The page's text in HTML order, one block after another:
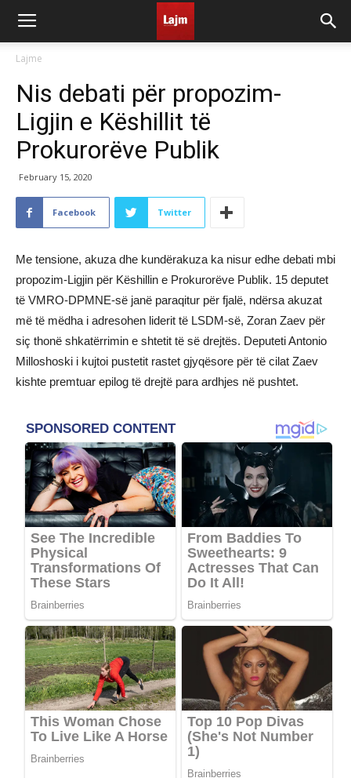
Lajme
Nis debati për propozim-
Ligjin e Këshillit të
Prokurorëve Publik
February 15, 2020
Facebook Twitter
Me tensione, akuza dhe kundërakuza ka nisur edhe debati mbi
propozim-Ligjin për Këshillin e Prokurorëve Publik. 15 deputet
të VMRO-DPMNE-së janë paraqitur për fjalë, ndërsa akuzat
më të mëdha i adresohen liderit të LSDM-së, Zoran Zaev për
siç thonë shkatërrimin e shtetit të së drejtës. Deputeti Antonio
Milloshoski i kujtoi pustetit rastet gjyqësore për të cilat Zaev
kishte premtuar epilog të drejtë para ardhjes në pushtet.